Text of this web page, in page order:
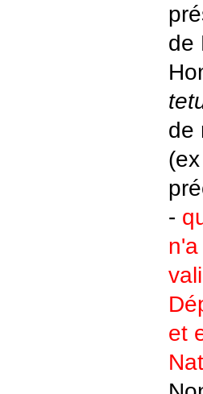
de
de
-
et